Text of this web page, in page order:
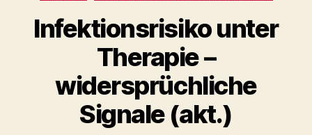
Infektionsrisiko unter
Therapie –
widersprüchliche
Signale (akt.)